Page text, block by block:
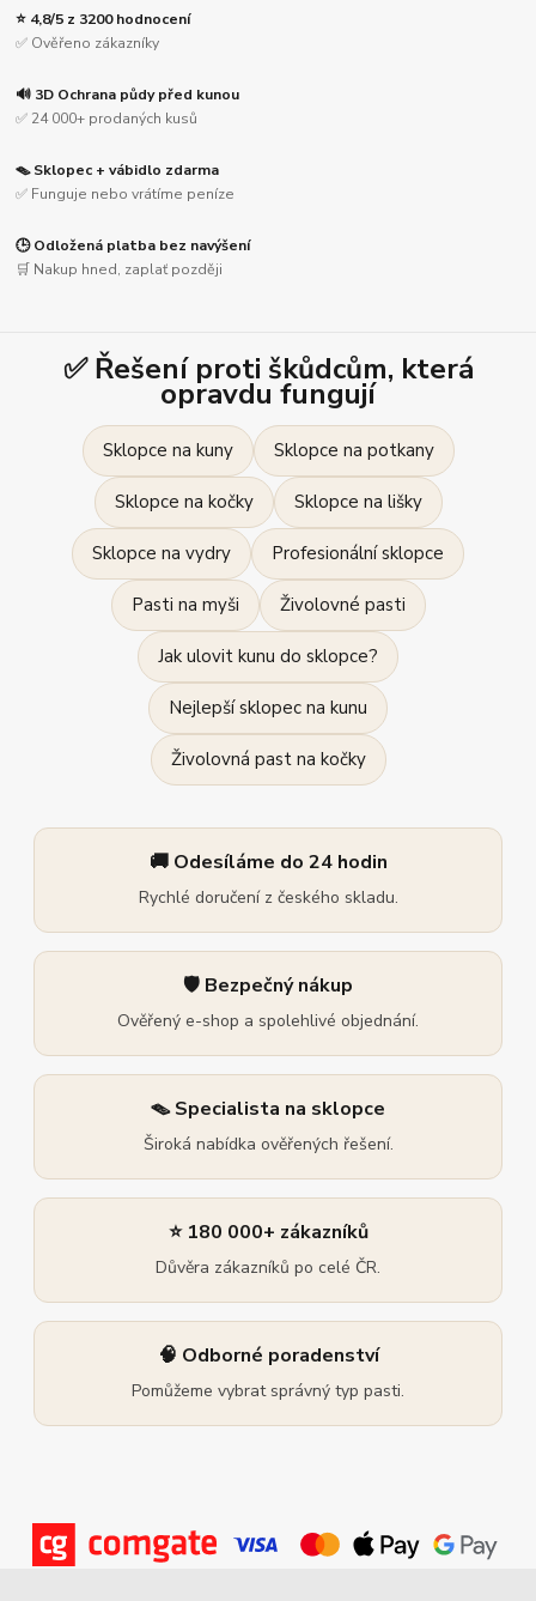
⭐ 4,8/5 z 3200 hodnocení
✅ Ověřeno zákazníky
🔊 3D Ochrana půdy před kunou
✅ 24 000+ prodaných kusů
🪤 Sklopec + vábidlo zdarma
✅ Funguje nebo vrátíme peníze
🕒 Odložená platba bez navýšení
🛒 Nakup hned, zaplať později
✅ Řešení proti škůdcům, která
opravdu fungují
Sklopce na kuny Sklopce na potkany
Sklopce na kočky Sklopce na lišky
Sklopce na vydry Profesionální sklopce
Pasti na myši Živolovné pasti
Jak ulovit kunu do sklopce?
Nejlepší sklopec na kunu
Živolovná past na kočky
🚚 Odesíláme do 24 hodin
Rychlé doručení z českého skladu.
🛡️ Bezpečný nákup
Ověřený e-shop a spolehlivé objednání.
🪤 Specialista na sklopce
Široká nabídka ověřených řešení.
⭐ 180 000+ zákazníků
Důvěra zákazníků po celé ČR.
🧠 Odborné poradenství
Pomůžeme vybrat správný typ pasti.